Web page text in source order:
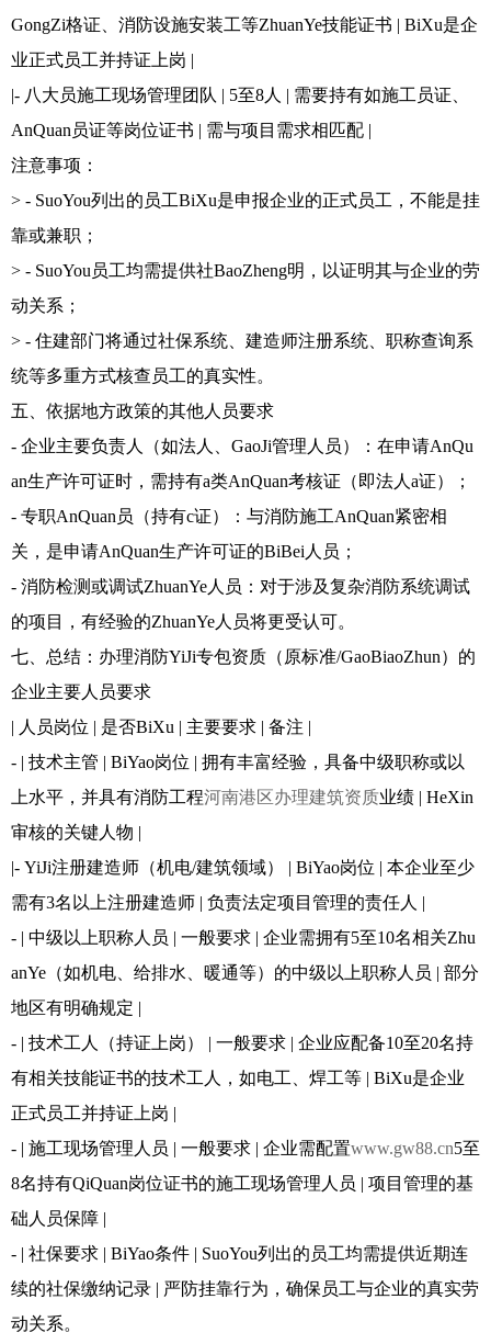
GongZi格证、消防设施安装工等ZhuanYe技能证书 | BiXu是企
业正式员工并持证上岗 |
|- 八大员施工现场管理团队 | 5至8人 | 需要持有如施工员证、
AnQuan员证等岗位证书 | 需与项目需求相匹配 |
注意事项：
> - SuoYou列出的员工BiXu是申报企业的正式员工，不能是挂
靠或兼职；
> - SuoYou员工均需提供社BaoZheng明，以证明其与企业的劳
动关系；
> - 住建部门将通过社保系统、建造师注册系统、职称查询系
统等多重方式核查员工的真实性。
五、依据地方政策的其他人员要求
- 企业主要负责人（如法人、GaoJi管理人员）：在申请AnQu
an生产许可证时，需持有a类AnQuan考核证（即法人a证）；
- 专职AnQuan员（持有c证）：与消防施工AnQuan紧密相
关，是申请AnQuan生产许可证的BiBei人员；
- 消防检测或调试ZhuanYe人员：对于涉及复杂消防系统调试
的项目，有经验的ZhuanYe人员将更受认可。
七、总结：办理消防YiJi专包资质（原标准/GaoBiaoZhun）的
企业主要人员要求
| 人员岗位 | 是否BiXu | 主要要求 | 备注 |
- | 技术主管 | BiYao岗位 | 拥有丰富经验，具备中级职称或以
上水平，并具有消防工程河南港区办理建筑资质业绩 | HeXin
审核的关键人物 |
|- YiJi注册建造师（机电/建筑领域） | BiYao岗位 | 本企业至少
需有3名以上注册建造师 | 负责法定项目管理的责任人 |
- | 中级以上职称人员 | 一般要求 | 企业需拥有5至10名相关Zhu
anYe（如机电、给排水、暖通等）的中级以上职称人员 | 部分
地区有明确规定 |
- | 技术工人（持证上岗） | 一般要求 | 企业应配备10至20名持
有相关技能证书的技术工人，如电工、焊工等 | BiXu是企业
正式员工并持证上岗 |
- | 施工现场管理人员 | 一般要求 | 企业需配置www.gw88.cn5至
8名持有QiQuan岗位证书的施工现场管理人员 | 项目管理的基
础人员保障 |
- | 社保要求 | BiYao条件 | SuoYou列出的员工均需提供近期连
续的社保缴纳记录 | 严防挂靠行为，确保员工与企业的真实劳
动关系。